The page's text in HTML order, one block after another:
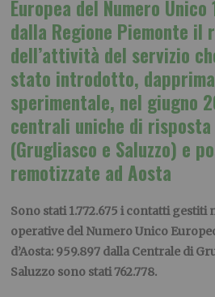
Europea del Numero Unico
dalla Regione Piemonte
dell’attività del servizio
stato introdotto,
sperimentale, nel giugno
centrali uniche di risposta
(Grugliasco e Saluzzo) e
remotizzate ad Aosta
Sono stati 1.772.675 i contatti gestiti
operative del Numero Unico
d’Aosta: 959.897 dalla Centrale di
Saluzzo sono stati 762.778.